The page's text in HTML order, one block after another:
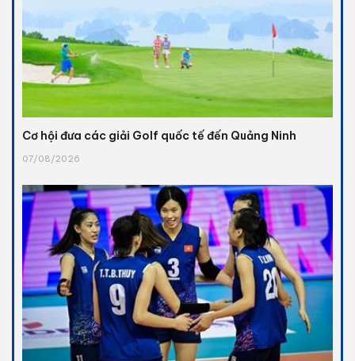
Cơ hội đưa các giải Golf quốc tế đến Quảng Ninh
07/08/2026